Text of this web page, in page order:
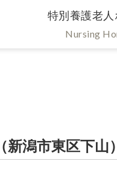
特別養護老人
Nursing
新潟市東区下